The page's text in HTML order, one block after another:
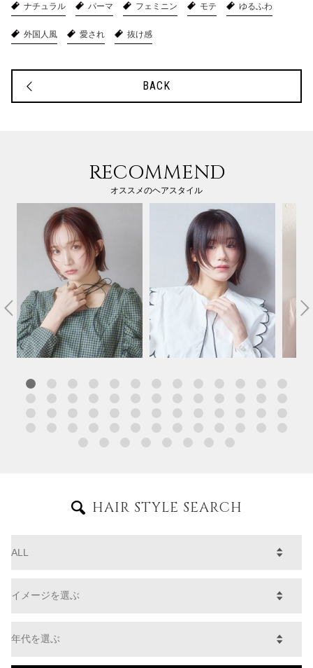
ナチュラル パーマ フェミニン モテ ゆるふわ
外国人風 愛され 抜け感
BACK
RECOMMEND
オススメのヘアスタイル
HAIR STYLE SEARCH